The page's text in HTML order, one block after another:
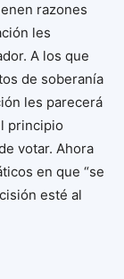
razones
les
A los que
de soberanía
les parecerá
principio
votar. Ahora
en que “se
esté al